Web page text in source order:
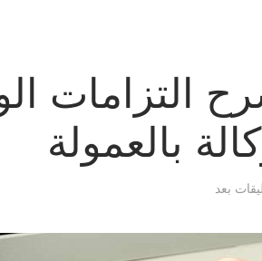
التزامات
بالعمولة
بعد